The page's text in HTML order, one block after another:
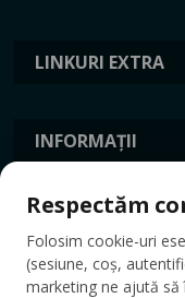
LINKURI EXTRA
INFORMAȚII
ETICHETE
Respectăm
Folosim cookie-uri
(sesiune, coș,
marketing ne ajută